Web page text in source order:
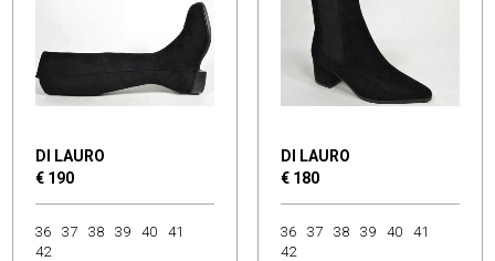
DI LAURO
€ 190
36 37 38 39 40
41
42
DI LAURO
€ 180
36 37 38 39 40
41
42